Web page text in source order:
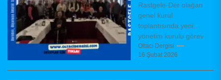
GERÇEKLEŞTİ
Rastgele-Der olağan
genel kurul
toplantısında yeni
yönetim kurulu görev
dağıiımı
Federasyonumuz
Oltacı Dergisi
16 Şubat 2026